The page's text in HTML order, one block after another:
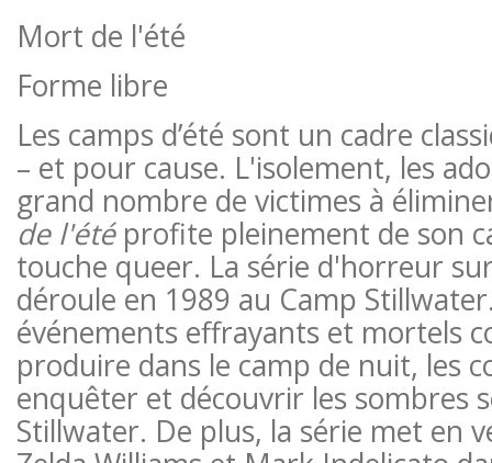
Mort de l'été
Forme libre
Les camps d’été sont un cadre
– et pour cause. L'isolement, les
grand nombre de victimes à
de l'étéprofite pleinement de son
touche queer. La série d'horreur
déroule en 1989 au Camp
événements effrayants et mortels
produire dans le camp de nuit, les
enquêter et découvrir les sombres
Stillwater. De plus, la série met en